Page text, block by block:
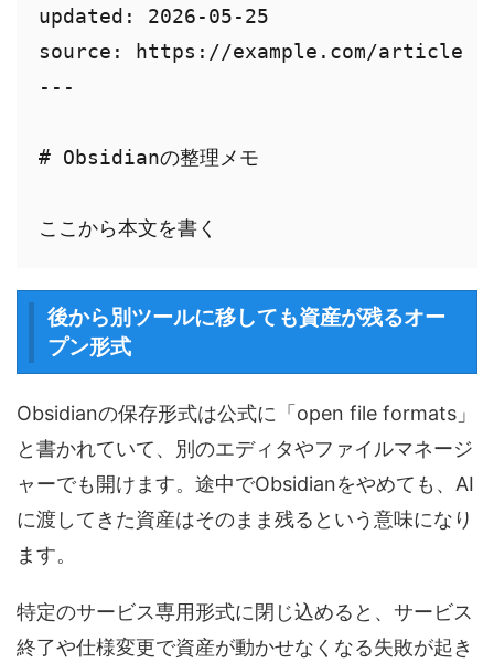
updated: 2026-05-25
source: https://example.com/article
---
# Obsidianの整理メモ
ここから本文を書く
後から別ツールに移しても資産が残るオー
プン形式
Obsidianの保存形式は公式に「open file formats」
と書かれていて、別のエディタやファイルマネージ
ャーでも開けます。途中でObsidianをやめても、AI
に渡してきた資産はそのまま残るという意味になり
ます。
特定のサービス専用形式に閉じ込めると、サービス
終了や仕様変更で資産が動かせなくなる失敗が起き